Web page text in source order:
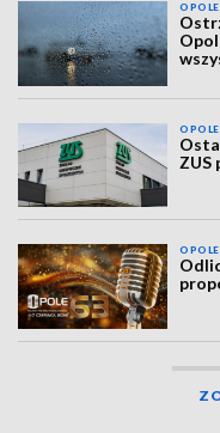
OPOLE
OPOLE
ZUS
OPOLE